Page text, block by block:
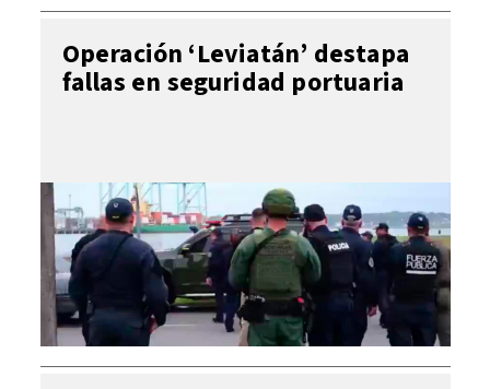
Operación ‘Leviatán’ destapa
fallas en seguridad portuaria